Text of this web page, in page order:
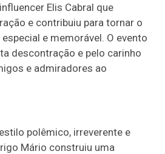
Elis Cabral que
e contribuiu para tornar o
e memorável. O evento
descontração e pelo carinho
e admiradores ao
polêmico, irreverente e
Mário construiu uma